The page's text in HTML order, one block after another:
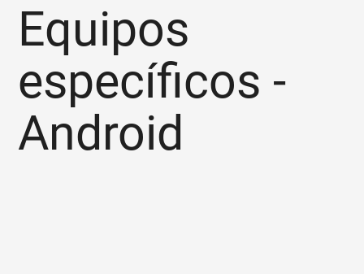
Equipos
específicos -
Android